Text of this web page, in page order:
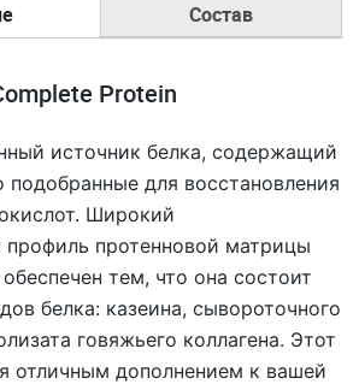
Состав
Protein
источник белка, содержащий
подобранные для восстановления
Широкий
протенновой матрицы
тем, что она состоит
белка: казеина, сывороточного
говяжьего коллагена. Этот
отличным дополнением к вашей